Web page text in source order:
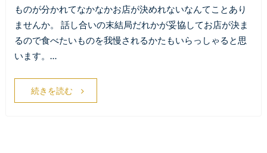
ものが分かれてなかなかお店が決めれないなんてことあり
ませんか。 話し合いの末結局だれかが妥協してお店が決ま
るので食べたいものを我慢されるかたもいらっしゃると思
います。…
続きを読む